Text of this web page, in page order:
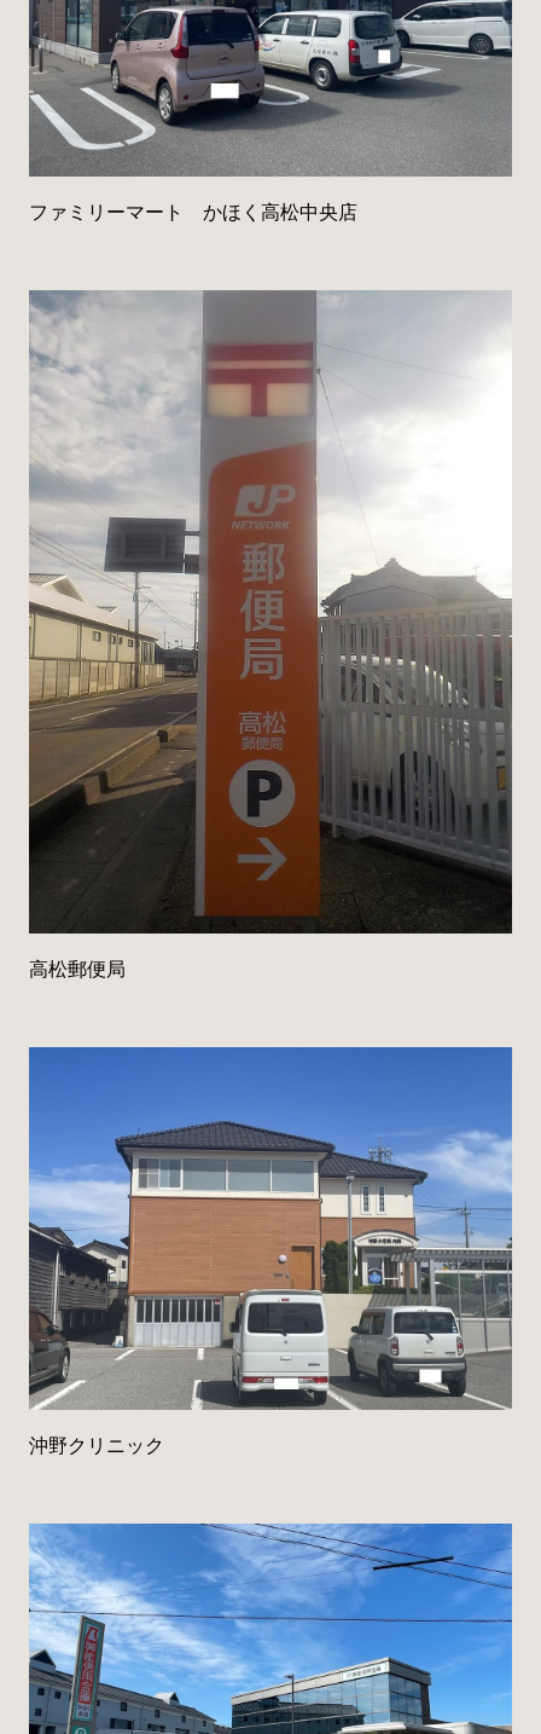
ファミリーマート かほく高松中央店
高松郵便局
沖野クリニック